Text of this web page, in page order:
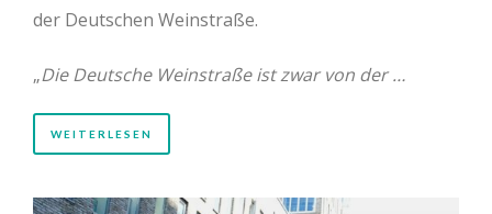
der Deutschen Weinstraße.
„Die Deutsche Weinstraße ist zwar von der …
WEITERLESEN